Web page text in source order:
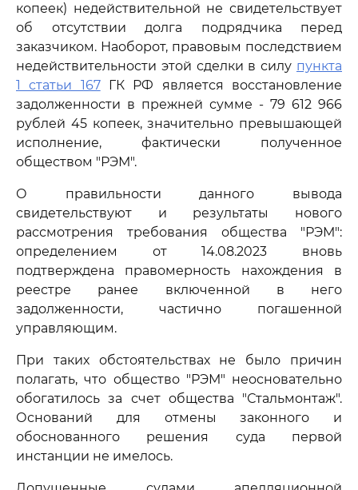
копеек) недействительной не свидетельствует
об отсутствии долга подрядчика перед
заказчиком. Наоборот, правовым последствием
недействительности этой сделки в силу пункта
1 статьи 167ГК РФ является восстановление
задолженности в прежней сумме - 79 612 966
рублей 45 копеек, значительно превышающей
исполнение, фактически полученное
обществом "РЭМ".
О правильности данного вывода
свидетельствуют и результаты нового
рассмотрения требования общества "РЭМ":
определением от 14.08.2023 вновь
подтверждена правомерность нахождения в
реестре ранее включенной в него
задолженности, частично погашенной
управляющим.
При таких обстоятельствах не было причин
полагать, что общество "РЭМ" неосновательно
обогатилось за счет общества "Стальмонтаж".
Оснований для отмены законного и
обоснованного решения суда первой
инстанции не имелось.